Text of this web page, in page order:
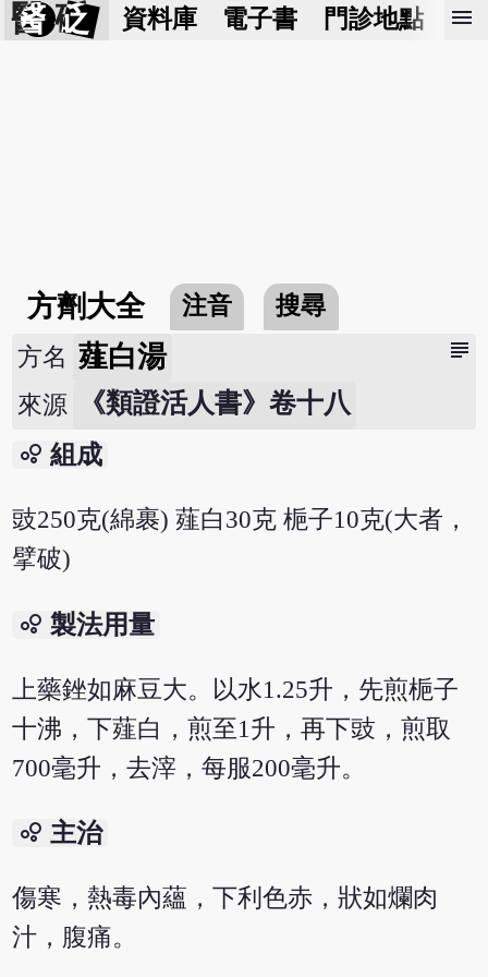
醫 砭 資料庫 電子書 門診地點 預
menu
方劑大全 注音 搜尋
subject
方名 薤白湯
來源 《類證活人書》卷十八
bubble_chart 組成
豉250克(綿裹) 薤白30克 梔子10克(大者，
擘破)
bubble_chart 製法用量
上藥銼如麻豆大。以水1.25升，先煎梔子
十沸，下薤白，煎至1升，再下豉，煎取
700毫升，去滓，每服200毫升。
bubble_chart 主治
傷寒，熱毒內蘊，下利色赤，狀如爛肉
汁，腹痛。